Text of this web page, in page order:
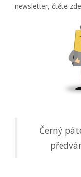
newsletter, čtěte
Černý